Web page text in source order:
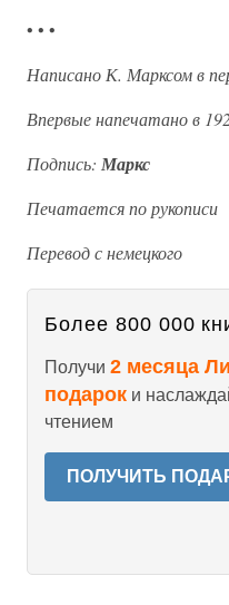
• • •
Написано К. Марксом в
Впервые напечатано в
Подпись: Маркс
Печатается по рукописи
Перевод с немецкого
Более 800 000
Получи 2 месяца
подарок и
чтением
ПОЛУЧИТЬ